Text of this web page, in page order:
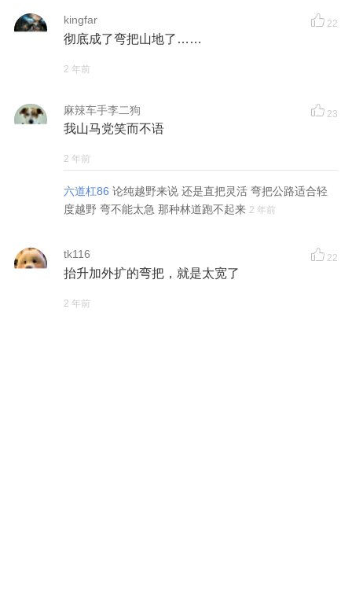
kingfar 22
彻底成了弯把山地了……
2 年前
麻辣车手李二狗 23
我山马党笑而不语
2 年前
六道杠86 论纯越野来说 还是直把灵活 弯把公路适合轻
度越野 弯不能太急 那种林道跑不起来 2 年前
tk116 22
抬升加外扩的弯把，就是太宽了
2 年前